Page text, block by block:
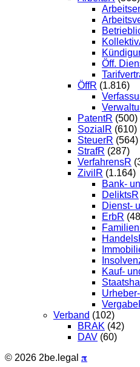
Öff.
ÖffR (1.816)
PatentR (500)
SozialR (610)
SteuerR (564)
StrafR (287)
VerfahrensR
ZivilR (1.164)
Bank-
DeliktsR
Dienst-
ErbR
Kauf-
Verband (102)
BRAK (42)
DAV (60)
© 2026 2be.legal 𝛑